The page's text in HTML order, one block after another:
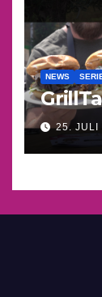
NEWS
25. JULI